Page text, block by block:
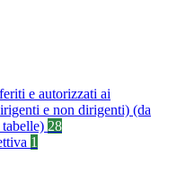
e autorizzati ai
e non dirigenti) (da
28
1